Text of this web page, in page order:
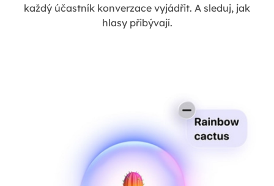
každý účastník konverzace vyjádřit. A sleduj, jak
hlasy přibývají.